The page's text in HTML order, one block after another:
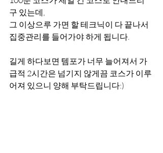
구 있는데,
그 이상으루 가면 할 테크닉이 다 끝나서
집중관리를 들어가야 하게 됩니다.
길게 하다보면 템포가 너무 늘어져서 가
급적 2시간은 넘기지 않게끔 코스가 이루
어져 있으니 양해 부탁드립니다:)